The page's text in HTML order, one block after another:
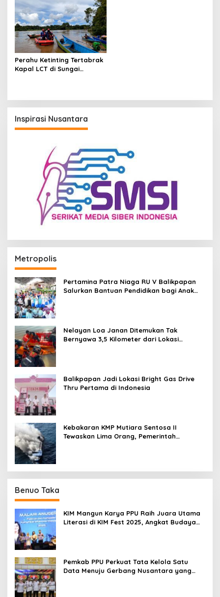
Perahu Ketinting Tertabrak
Kapal LCT di Sungai
Inspirasi Nusantara
Metropolis
Pertamina Patra Niaga RU V Balikpapan
Salurkan Bantuan Pendidikan bagi Anak
Nelayan Loa Janan Ditemukan Tak
Bernyawa 3,5 Kilometer dari Lokasi
Balikpapan Jadi Lokasi Bright Gas Drive
Thru Pertama di Indonesia
Kebakaran KMP Mutiara Sentosa II
Tewaskan Lima Orang, Pemerintah
Benuo Taka
KIM Mangun Karya PPU Raih Juara Utama
Literasi di KIM Fest 2025, Angkat Budaya
Pemkab PPU Perkuat Tata Kelola Satu
Data Menuju Gerbang Nusantara yang